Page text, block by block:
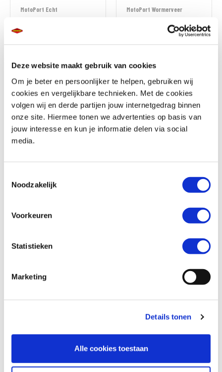
Deze website maakt gebruik van cookies
Om je beter en persoonlijker te helpen, gebruiken wij
cookies en vergelijkbare technieken. Met de cookies
volgen wij en derde partijen jouw internetgedrag binnen
onze site. Hiermee tonen we advertenties op basis van
jouw interesse en kun je informatie delen via social
media.
Noodzakelijk
Voorkeuren
Statistieken
Marketing
Details tonen
Alle cookies toestaan
MotoPort Echt
MotoPort Wormerveer
Honda FORZA 350
€ 6.390,-
Uit2024
Honda
WN 07
€ 15.799,-
MotoPort Goes
STREET SCRAMBLER 900
MotoPort Leek